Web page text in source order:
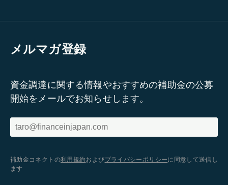
メルマガ登録
資金調達に関する情報やおすすめの補助金の公募
開始をメールでお知らせします。
補助金コネクトの利用規約およびプライバシーポリシーに同意して送信し
ます